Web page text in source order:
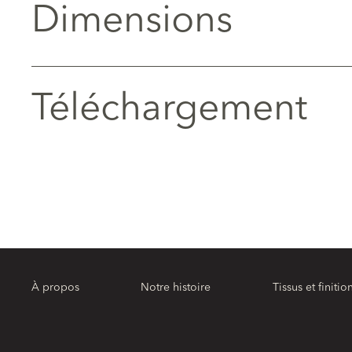
Dimensions
Téléchargement
À propos Notre histoire Tissus et